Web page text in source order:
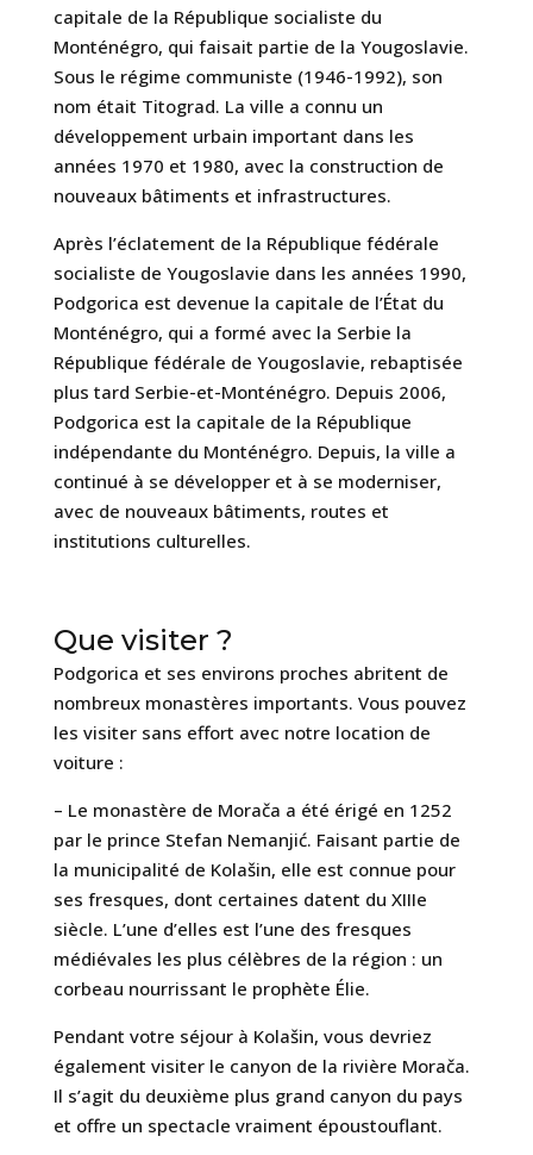
capitale de la République socialiste du
Monténégro, qui faisait partie de la Yougoslavie.
Sous le régime communiste (1946-1992), son
nom était Titograd. La ville a connu un
développement urbain important dans les
années 1970 et 1980, avec la construction de
nouveaux bâtiments et infrastructures.
Après l’éclatement de la République fédérale
socialiste de Yougoslavie dans les années 1990,
Podgorica est devenue la capitale de l’État du
Monténégro, qui a formé avec la Serbie la
République fédérale de Yougoslavie, rebaptisée
plus tard Serbie-et-Monténégro. Depuis 2006,
Podgorica est la capitale de la République
indépendante du Monténégro. Depuis, la ville a
continué à se développer et à se moderniser,
avec de nouveaux bâtiments, routes et
institutions culturelles.
Que visiter ?
Podgorica et ses environs proches abritent de
nombreux monastères importants. Vous pouvez
les visiter sans effort avec notre location de
voiture :
– Le monastère de Morača a été érigé en 1252
par le prince Stefan Nemanjić. Faisant partie de
la municipalité de Kolašin, elle est connue pour
ses fresques, dont certaines datent du XIIIe
siècle. L’une d’elles est l’une des fresques
médiévales les plus célèbres de la région : un
corbeau nourrissant le prophète Élie.
Pendant votre séjour à Kolašin, vous devriez
également visiter le canyon de la rivière Morača.
Il s’agit du deuxième plus grand canyon du pays
et offre un spectacle vraiment époustouflant.